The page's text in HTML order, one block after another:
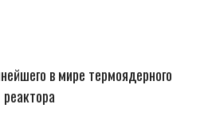
в мире термоядерного
реактора